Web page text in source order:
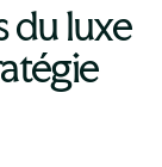
du luxe